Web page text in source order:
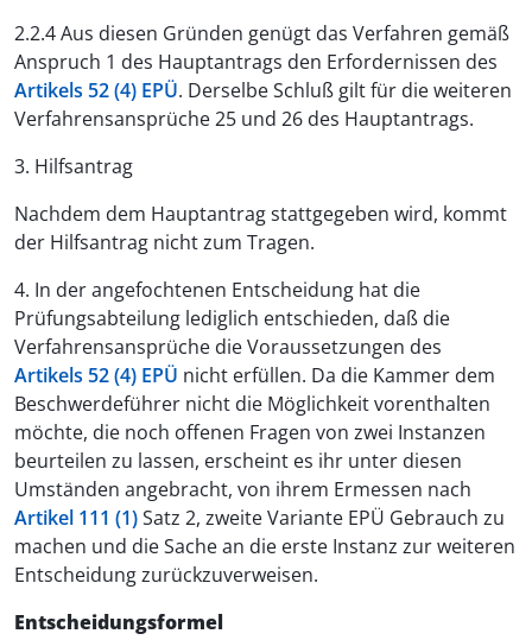
2.2.4 Aus diesen Gründen genügt das Verfahren gemäß
Anspruch 1 des Hauptantrags den Erfordernissen des
Artikels 52 (4) EPÜ. Derselbe Schluß gilt für die weiteren
Verfahrensansprüche 25 und 26 des Hauptantrags.
3. Hilfsantrag
Nachdem dem Hauptantrag stattgegeben wird, kommt
der Hilfsantrag nicht zum Tragen.
4. In der angefochtenen Entscheidung hat die
Prüfungsabteilung lediglich entschieden, daß die
Verfahrensansprüche die Voraussetzungen des
Artikels 52 (4) EPÜ nicht erfüllen. Da die Kammer dem
Beschwerdeführer nicht die Möglichkeit vorenthalten
möchte, die noch offenen Fragen von zwei Instanzen
beurteilen zu lassen, erscheint es ihr unter diesen
Umständen angebracht, von ihrem Ermessen nach
Artikel 111 (1)Satz 2, zweite Variante EPÜ Gebrauch zu
machen und die Sache an die erste Instanz zur weiteren
Entscheidung zurückzuverweisen.
Entscheidungsformel